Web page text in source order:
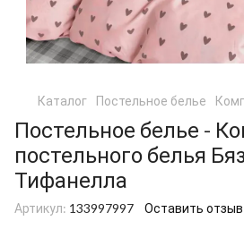
Каталог Постельное белье
Постельное белье -
постельного белья
Тифанелла
Артикул: 133997997 Оставить отзыв